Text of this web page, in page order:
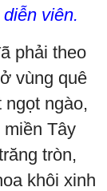
viên.
phải theo
vùng quê
ngọt ngào,
Tây
tròn,
khôi xinh